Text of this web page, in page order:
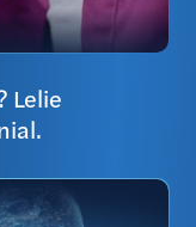
Lelie